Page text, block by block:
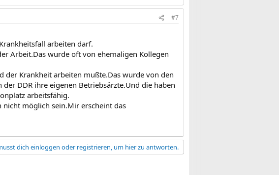
#7
arbeiten darf.
Arbeit.Das wurde oft von ehemaligen Kollegen
der Krankheit arbeiten mußte.Das wurde von den
DDR ihre eigenen Betriebsärzte.Und die haben
arbeitsfähig.
nicht möglich sein.Mir erscheint das
dich einloggen oder registrieren, um hier zu antworten.